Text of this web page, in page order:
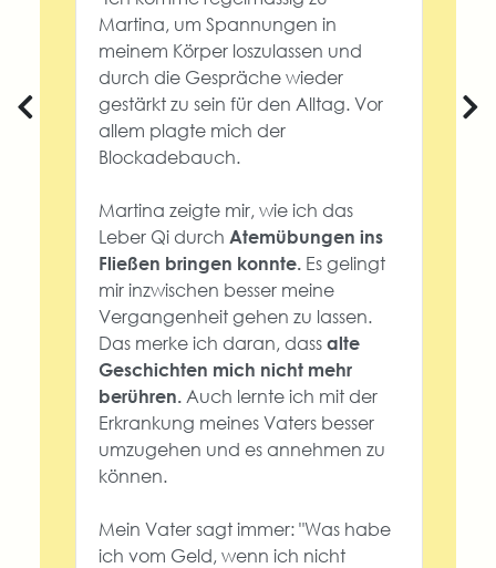
Martina, um Spannungen in
meinem Körper loszulassen und
durch die Gespräche wieder
gestärkt zu sein für den Alltag. Vor
allem plagte mich der
Blockadebauch.
Martina zeigte mir, wie ich das
Leber Qi durch Atemübungen ins
Fließen bringen konnte. Es gelingt
mir inzwischen besser meine
Vergangenheit gehen zu lassen.
Das merke ich daran, dass alte
Geschichten mich nicht mehr
berühren. Auch lernte ich mit der
Erkrankung meines Vaters besser
umzugehen und es annehmen zu
können.
Mein Vater sagt immer: "Was habe
ich vom Geld, wenn ich nicht